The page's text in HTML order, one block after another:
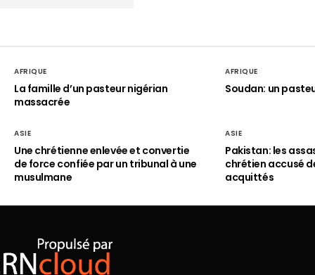
AFRIQUE
La famille d’un pasteur nigérian
massacrée
AFRIQUE
Soudan: un
ASIE
Une chrétienne enlevée et convertie
de force confiée par un tribunal à une
musulmane
ASIE
Pakistan: les
chrétien accusé
acquittés